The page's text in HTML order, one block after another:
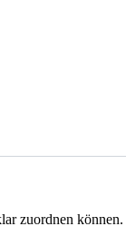
zuordnen können.